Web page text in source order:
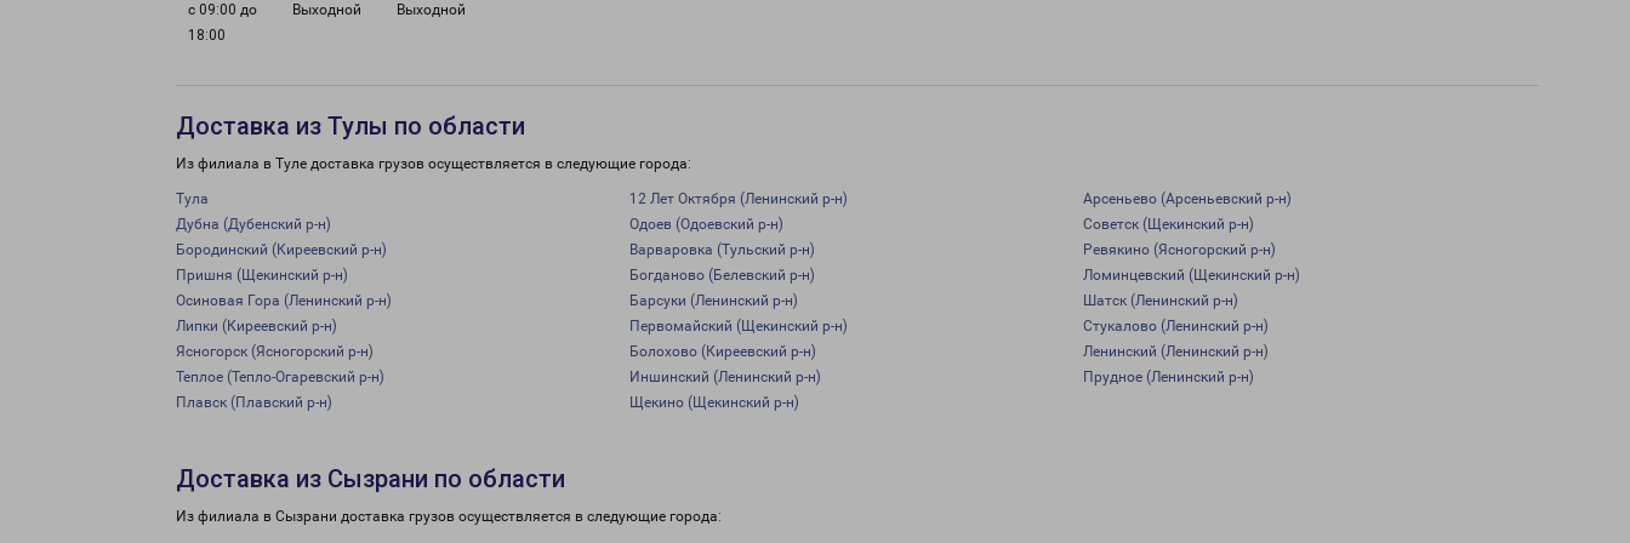
с 09:00 до
18:00
Выходной Выходной
Доставка из Тулы по области
Из филиала в Туле доставка грузов осуществляется в следующие города:
Тула 12 Лет Октября (Ленинский р-н)
Арсеньево (Арсеньевский р-н)
Дубна (Дубенский р-н)
Одоев (Одоевский р-н)
Советск (Щекинский р-н)
Бородинский (Киреевский р-н)
Варваровка (Тульский р-н)
Ревякино (Ясногорский р-н)
Пришня (Щекинский р-н)
Богданово (Белевский р-н)
Ломинцевский (Щекинский р-н)
Осиновая Гора (Ленинский р-н)
Барсуки (Ленинский р-н)
Шатск (Ленинский р-н)
Липки (Киреевский р-н)
Первомайский (Щекинский р-н)
Стукалово (Ленинский р-н)
Ясногорск (Ясногорский р-н)
Болохово (Киреевский р-н)
Ленинский (Ленинский р-н)
Теплое (Тепло-Огаревский р-н)
Иншинский (Ленинский р-н)
Прудное (Ленинский р-н)
Плавск (Плавский р-н)
Щекино (Щекинский р-н)
Доставка из Сызрани по области
Из филиала в Сызрани доставка грузов осуществляется в следующие города: